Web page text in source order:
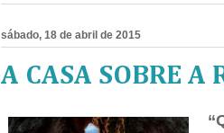
sábado, 18 de abril de 2015
A CASA SOBRE A